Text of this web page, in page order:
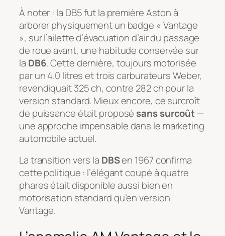
À noter : la DB5 fut la première Aston à
arborer physiquement un badge « Vantage
», sur l’ailette d’évacuation d’air du passage
de roue avant, une habitude conservée sur
la DB6. Cette dernière, toujours motorisée
par un 4.0 litres et trois carburateurs Weber,
revendiquait 325 ch, contre 282 ch pour la
version standard. Mieux encore, ce surcroît
de puissance était proposé sans surcoût—
une approche impensable dans le marketing
automobile actuel.
La transition vers la DBSen 1967 confirma
cette politique : l’élégant coupé à quatre
phares était disponible aussi bien en
motorisation standard qu’en version
Vantage.